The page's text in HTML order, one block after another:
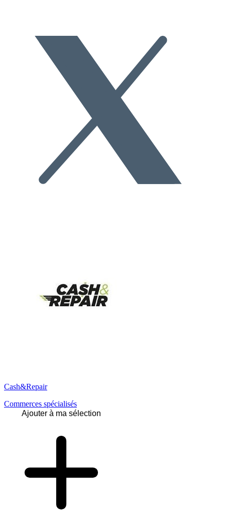
Cash&Repair
Commerces spécialisés
Ajouter à ma sélection